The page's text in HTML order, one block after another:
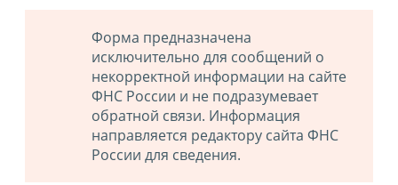
Форма предназначена
исключительно для сообщений о
некорректной информации на сайте
ФНС России и не подразумевает
обратной связи. Информация
направляется редактору сайта ФНС
России для сведения.